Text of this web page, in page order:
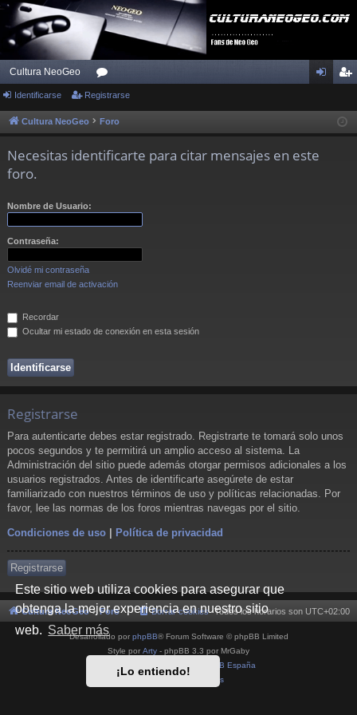
Este sitio web utiliza cookies para asegurar que
obtenga la mejor experiencia en nuestro sitio
web. Saber más
¡Lo entiendo!
Cultura NeoGeo
or
os ist
Identificarse Registrarse
Cultura NeoGeo Foro
Necesitas identificarte para citar mensajes en este
foro.
Nombre de Usuario:
Contraseña:
Olvidé mi contraseña
Reenviar email de activación
Recordar
Ocultar mi estado de conexión en esta sesión
Registrarse
Para autenticarte debes estar registrado. Registrarte te tomará solo unos
pocos segundos y te permitirá un amplio acceso al sistema. La
Administración del sitio puede además otorgar permisos adicionales a los
usuarios registrados. Antes de identificarte asegúrete de estar
familiarizado con nuestros términos de uso y políticas relacionadas. Por
favor, lee las normas de los foros mientras navegas por el sitio.
Condiciones de uso Política de privacidad
Registrarse
Cultura NeoGeo Foro Todos los horarios son UTC+02:00
Borrar cookies
Desarrollado por phpBB® Forum Software © phpBB Limited
Style por Arty - phpBB 3.3 por MrGaby
phpBB España
Condiciones